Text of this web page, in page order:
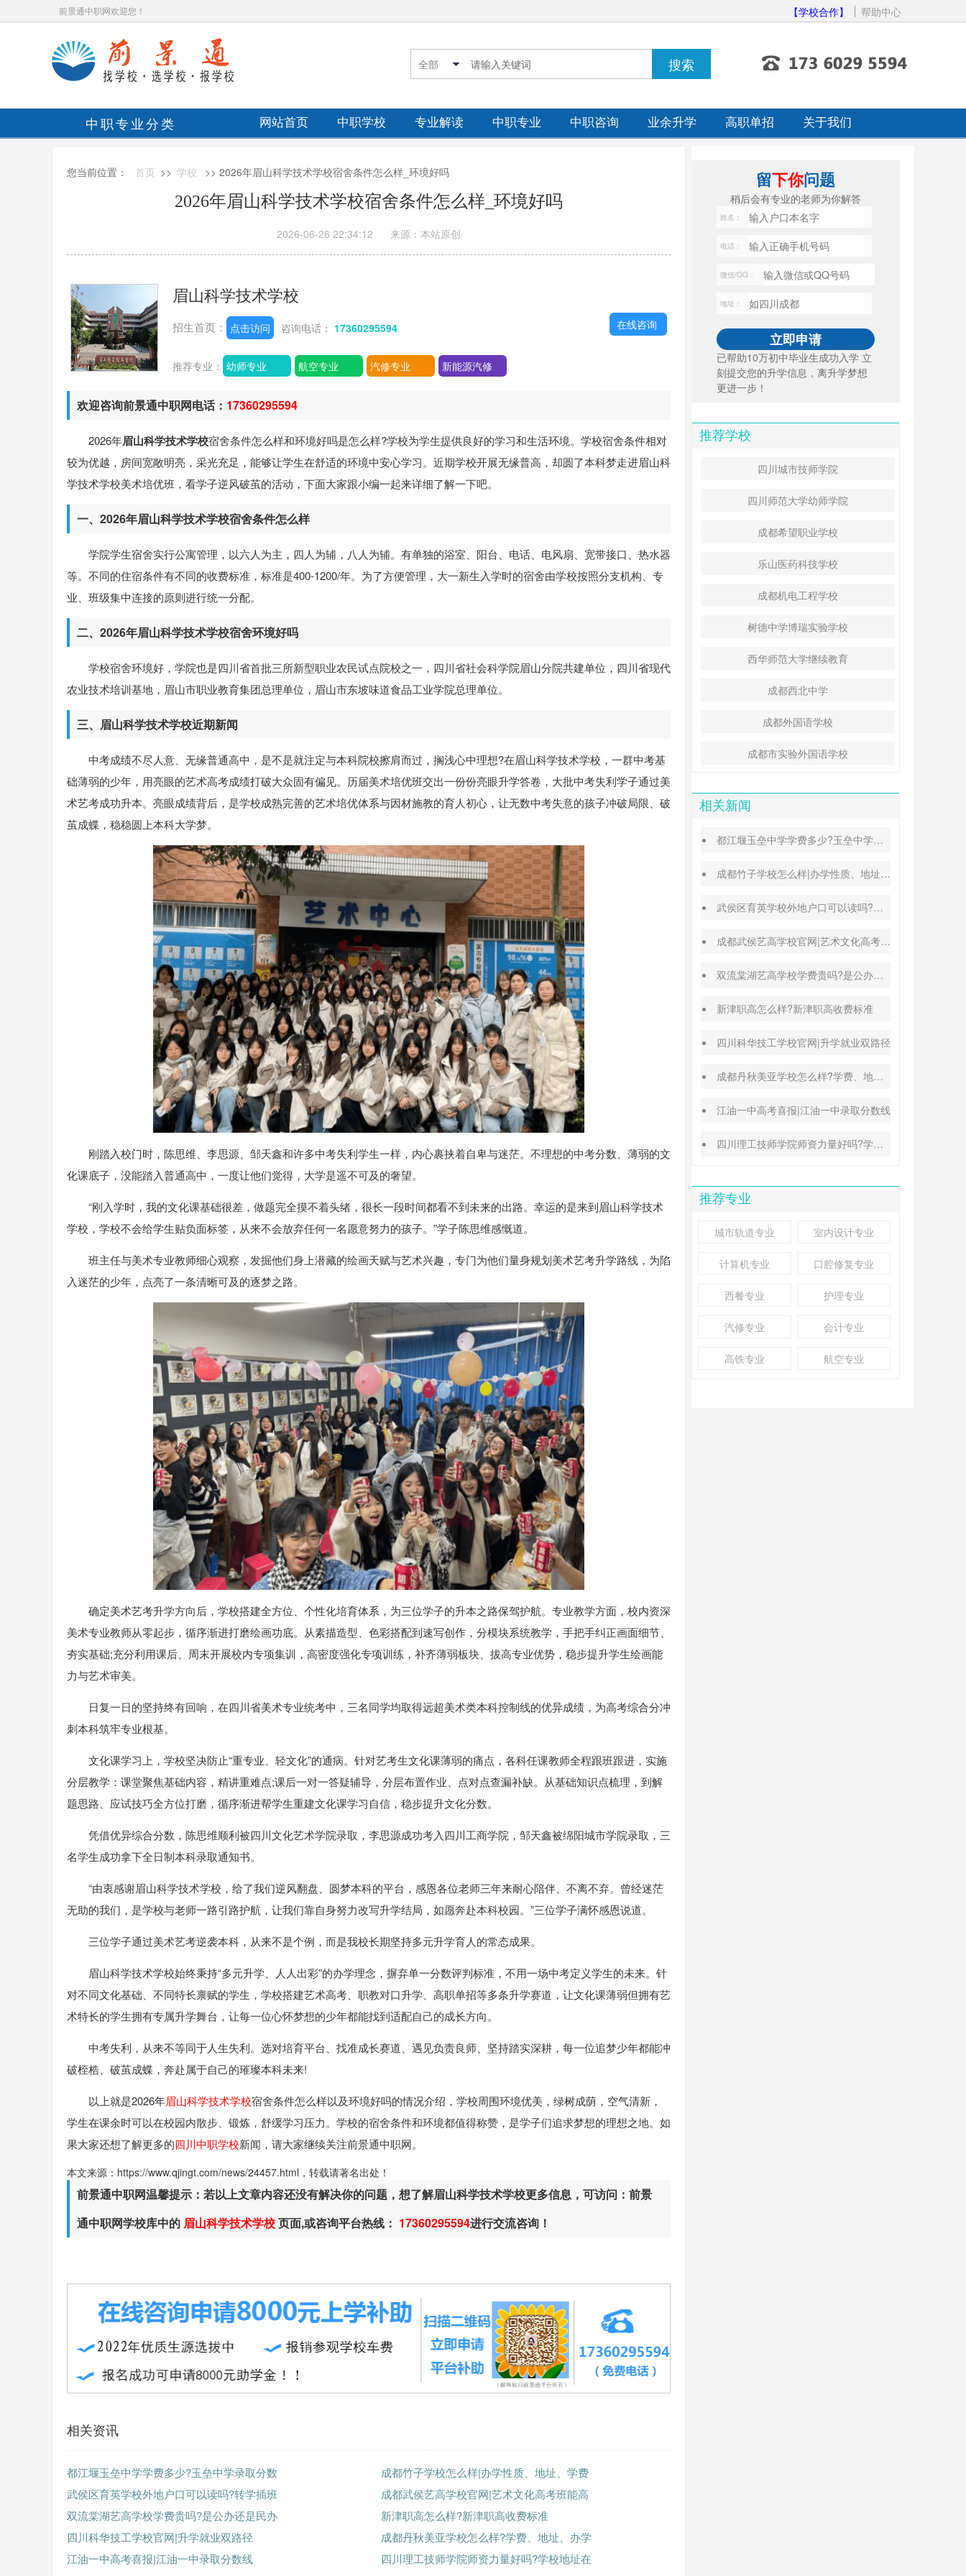
前景通中职网欢迎您！ 【学校合作】 帮助中心
中职专业分类 网站首页 中职学校 专业解读 中职专业 中职咨询 业余升学 高职单招 关于我们
您当前位置： 首页 >> 学校 >> 2026年眉山科学技术学校宿舍条件怎么样_环境好吗
2026年眉山科学技术学校宿舍条件怎么样_环境好吗
2026-06-26 22:34:12 来源：本站原创
眉山科学技术学校
招生首页： 点击访问 咨询电话： 17360295594
推荐专业： 幼师专业 航空专业 汽修专业 新能源汽修
在线咨询
欢迎咨询前景通中职网电话： 17360295594
2026年眉山科学技术学校宿舍条件怎么样和环境好吗是怎么样?学校为学生提供良好的学习和生活环境。学校宿舍条件相对
较为优越，房间宽敞明亮，采光充足，能够让学生在舒适的环境中安心学习。近期学校开展无缘普高，却圆了本科梦走进眉山科
学技术学校美术培优班，看学子逆风破茧的活动，下面大家跟小编一起来详细了解一下吧。
一、2026年眉山科学技术学校宿舍条件怎么样
学院学生宿舍实行公寓管理，以六人为主，四人为辅，八人为辅。有单独的浴室、阳台、电话、电风扇、宽带接口、热水器
等。不同的住宿条件有不同的收费标准，标准是400-1200/年。为了方便管理，大一新生入学时的宿舍由学校按照分支机构、专
业、班级集中连接的原则进行统一分配。
二、2026年眉山科学技术学校宿舍环境好吗
学校宿舍环境好，学院也是四川省首批三所新型职业农民试点院校之一，四川省社会科学院眉山分院共建单位，四川省现代
农业技术培训基地，眉山市职业教育集团总理单位，眉山市东坡味道食品工业学院总理单位。
三、眉山科学技术学校近期新闻
中考成绩不尽人意、无缘普通高中，是不是就注定与本科院校擦肩而过，搁浅心中理想?在眉山科学技术学校，一群中考基
础薄弱的少年，用亮眼的艺术高考成绩打破大众固有偏见。历届美术培优班交出一份份亮眼升学答卷，大批中考失利学子通过美
术艺考成功升本。亮眼成绩背后，是学校成熟完善的艺术培优体系与因材施教的育人初心，让无数中考失意的孩子冲破局限、破
茧成蝶，稳稳圆上本科大学梦。
刚踏入校门时，陈思维、李思源、邹天鑫和许多中考失利学生一样，内心裹挟着自卑与迷茫。不理想的中考分数、薄弱的文
化课底子，没能踏入普通高中，一度让他们觉得，大学是遥不可及的奢望。
“刚入学时，我的文化课基础很差，做题完全摸不着头绪，很长一段时间都看不到未来的出路。幸运的是来到眉山科学技术
学校，学校不会给学生贴负面标签，从来不会放弃任何一名愿意努力的孩子。”学子陈思维感慨道。
班主任与美术专业教师细心观察，发掘他们身上潜藏的绘画天赋与艺术兴趣，专门为他们量身规划美术艺考升学路线，为陷
入迷茫的少年，点亮了一条清晰可及的逐梦之路。
确定美术艺考升学方向后，学校搭建全方位、个性化培育体系，为三位学子的升本之路保驾护航。专业教学方面，校内资深
美术专业教师从零起步，循序渐进打磨绘画功底。从素描造型、色彩搭配到速写创作，分模块系统教学，手把手纠正画面细节、
夯实基础;充分利用课后、周末开展校内专项集训，高密度强化专项训练，补齐薄弱板块、拔高专业优势，稳步提升学生绘画能
力与艺术审美。
日复一日的坚持终有回响，在四川省美术专业统考中，三名同学均取得远超美术类本科控制线的优异成绩，为高考综合分冲
刺本科筑牢专业根基。
文化课学习上，学校坚决防止“重专业、轻文化”的通病。针对艺考生文化课薄弱的痛点，各科任课教师全程跟班跟进，实施
分层教学：课堂聚焦基础内容，精讲重难点;课后一对一答疑辅导，分层布置作业、点对点查漏补缺。从基础知识点梳理，到解
题思路、应试技巧全方位打磨，循序渐进帮学生重建文化课学习自信，稳步提升文化分数。
凭借优异综合分数，陈思维顺利被四川文化艺术学院录取，李思源成功考入四川工商学院，邹天鑫被绵阳城市学院录取，三
名学生成功拿下全日制本科录取通知书。
“由衷感谢眉山科学技术学校，给了我们逆风翻盘、圆梦本科的平台，感恩各位老师三年来耐心陪伴、不离不弃。曾经迷茫
无助的我们，是学校与老师一路引路护航，让我们靠自身努力改写升学结局，如愿奔赴本科校园。”三位学子满怀感恩说道。
三位学子通过美术艺考逆袭本科，从来不是个例，而是我校长期坚持多元升学育人的常态成果。
眉山科学技术学校始终秉持“多元升学、人人出彩”的办学理念，摒弃单一分数评判标准，不用一场中考定义学生的未来。针
对不同文化基础、不同特长禀赋的学生，学校搭建艺术高考、职教对口升学、高职单招等多条升学赛道，让文化课薄弱但拥有艺
术特长的学生拥有专属升学舞台，让每一位心怀梦想的少年都能找到适配自己的成长方向。
中考失利，从来不等同于人生失利。选对培育平台、找准成长赛道、遇见负责良师、坚持踏实深耕，每一位追梦少年都能冲
破桎梏、破茧成蝶，奔赴属于自己的璀璨本科未来!
以上就是2026年眉山科学技术学校宿舍条件怎么样以及环境好吗的情况介绍，学校周围环境优美，绿树成荫，空气清新，
学生在课余时可以在校园内散步、锻炼，舒缓学习压力。学校的宿舍条件和环境都值得称赞，是学子们追求梦想的理想之地。如
果大家还想了解更多的四川中职学校新闻，请大家继续关注前景通中职网。
本文来源：https://www.qjingt.com/news/24457.html，转载请著名出处！
前景通中职网温馨提示：若以上文章内容还没有解决你的问题，想了解眉山科学技术学校更多信息，可访问：前景
通中职网学校库中的 眉山科学技术学校页面,或咨询平台热线： 17360295594进行交流咨询！
相关资讯
都江堰玉垒中学学费多少?玉垒中学录取分数
成都竹子学校怎么样|办学性质、地址、学费
武侯区育英学校外地户口可以读吗?转学插班
成都武侯艺高学校官网|艺术文化高考班能高
双流棠湖艺高学校学费贵吗?是公办还是民办
新津职高怎么样?新津职高收费标准
四川科华技工学校官网|升学就业双路径
成都丹秋美亚学校怎么样?学费、地址、办学
江油一中高考喜报|江油一中录取分数线
四川理工技师学院师资力量好吗?学校地址在
留下你问题
稍后会有专业的老师为你解答
姓名：
电话：
微信/QQ：
地址：
已帮助10万初中毕业生成功入学 立
刻提交您的升学信息，离升学梦想
更进一步！
推荐学校
四川城市技师学院
四川师范大学幼师学院
成都希望职业学校
乐山医药科技学校
成都机电工程学校
树德中学博瑞实验学校
西华师范大学继续教育
成都西北中学
成都外国语学校
成都市实验外国语学校
相关新闻
都江堰玉垒中学学费多少?玉垒中学录取分数线
成都竹子学校怎么样|办学性质、地址、学费汇总
武侯区育英学校外地户口可以读吗?转学插班条件
成都武侯艺高学校官网|艺术文化高考班能高考吗
双流棠湖艺高学校学费贵吗?是公办还是民办
新津职高怎么样?新津职高收费标准
四川科华技工学校官网|升学就业双路径
成都丹秋美亚学校怎么样?学费、地址、办学特色汇总
江油一中高考喜报|江油一中录取分数线
四川理工技师学院师资力量好吗?学校地址在哪里
推荐专业
城市轨道专业 室内设计专业
计算机专业 口腔修复专业
西餐专业 护理专业
汽修专业 会计专业
高铁专业 航空专业